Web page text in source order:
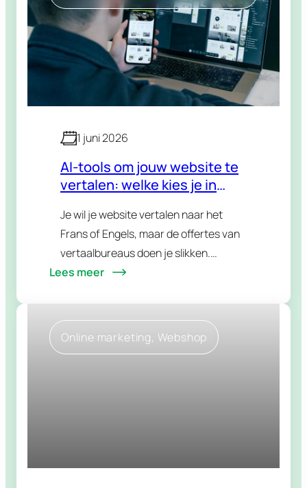
1 juni 2026
AI-tools om jouw website te
vertalen: welke kies je in
Je wil je website vertalen naar het
Frans of Engels, maar de offertes van
vertaalbureaus doen je slikken.
Logisch dat je dan naar AI kijkt: sneller,
Lees meer
Online marketing, Webshop